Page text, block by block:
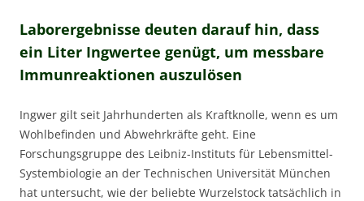
Laborergebnisse deuten darauf hin, dass
ein Liter Ingwertee genügt, um messbare
Immunreaktionen auszulösen
Ingwer gilt seit Jahrhunderten als Kraftknolle, wenn es um
Wohlbefinden und Abwehrkräfte geht. Eine
Forschungsgruppe des Leibniz-Instituts für Lebensmittel-
Systembiologie an der Technischen Universität München
hat untersucht, wie der beliebte Wurzelstock tatsächlich in